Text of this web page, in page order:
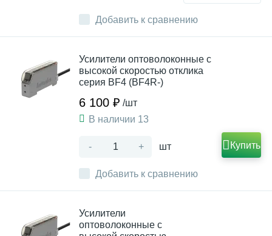
Добавить к сравнению
Добавить к сравнению
Усилители оптоволоконные с
высокой скоростью отклика
серия BF4 (BF4R-)
6 100 ₽ /шт
В наличии 13
- + шт Купить
Усилители
оптоволоконные с